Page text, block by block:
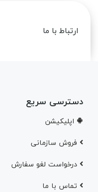
ارتباط با ما
دسترسی سریع
اپلیکیشن
فروش سازمانی
درخواست لغو سفارش
تماس با ما